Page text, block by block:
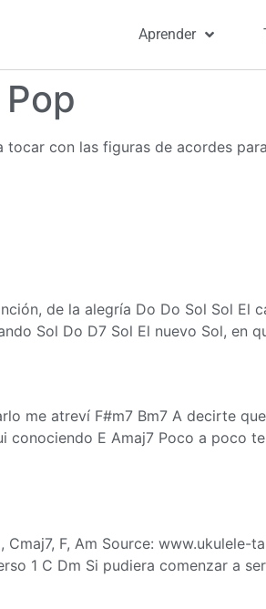
Aprender
con las figuras de acordes
de la alegría Do Do Sol Sol El
Sol Do D7 Sol El nuevo Sol, en
me atreví F#m7 Bm7 A decirte
conociendo E Amaj7 Poco a poco
F, Am Source:
1 C Dm Si pudiera comenzar a